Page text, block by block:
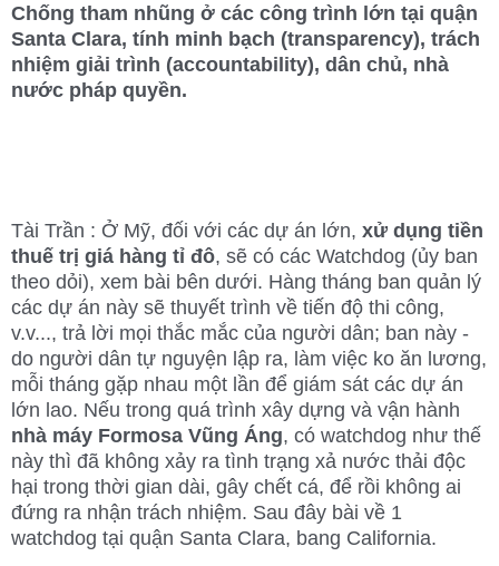
Chống tham nhũng ở các công trình lớn tại quận
Santa Clara, tính minh bạch (transparency), trách
nhiệm giải trình (accountability), dân chủ, nhà
nước pháp quyền.
Tài Trần : Ở Mỹ, đối với các dự án lớn, xử dụng tiền
thuế trị giá hàng tỉ đô, sẽ có các Watchdog (ủy ban
theo dỏi), xem bài bên dưới. Hàng tháng ban quản lý
các dự án này sẽ thuyết trình về tiến độ thi công,
v.v..., trả lời mọi thắc mắc của người dân; ban này -
do người dân tự nguyện lập ra, làm việc ko ăn lương,
mỗi tháng gặp nhau một lần để giám sát các dự án
nhà máy Formosa Vũng Áng, có watchdog như thế
này thì đã không xảy ra tình trạng xả nước thải độc
hại trong thời gian dài, gây chết cá, để rồi không ai
đứng ra nhận trách nhiệm. Sau đây bài về 1
watchdog tại quận Santa Clara, bang California.